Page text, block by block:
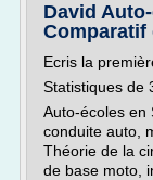
David
Comparatif
Ecris la
Statistiques de
Auto-écoles en
conduite auto,
Théorie de la
de base moto,